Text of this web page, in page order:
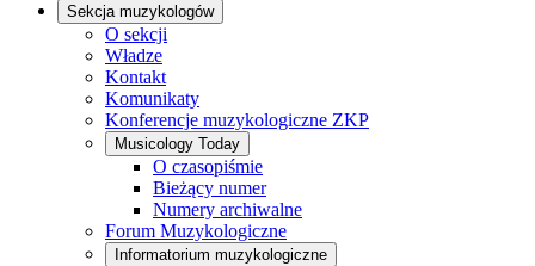
Sekcja muzykologów
O sekcji
Władze
Kontakt
Komunikaty
Konferencje muzykologiczne ZKP
Musicology Today
O czasopiśmie
Bieżący numer
Numery archiwalne
Forum Muzykologiczne
Informatorium muzykologiczne